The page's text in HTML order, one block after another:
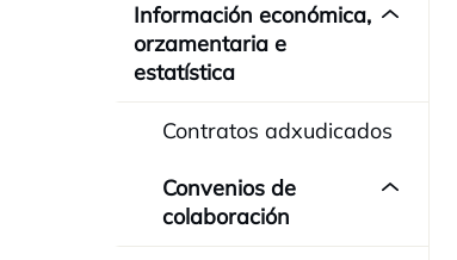
Información económica,
orzamentaria e
estatística
Contratos adxudicados
Convenios de
colaboración